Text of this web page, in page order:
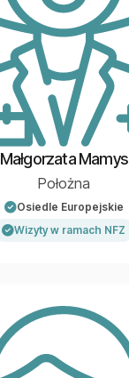
Małgorzata Mamys
Położna
Osiedle Europejskie
Wizyty w ramach NFZ